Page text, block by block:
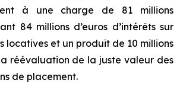
à une charge de 81 millions
84 millions d’euros d’intérêts sur
locatives et un produit de 10 millions
réévaluation de la juste valeur des
de placement.